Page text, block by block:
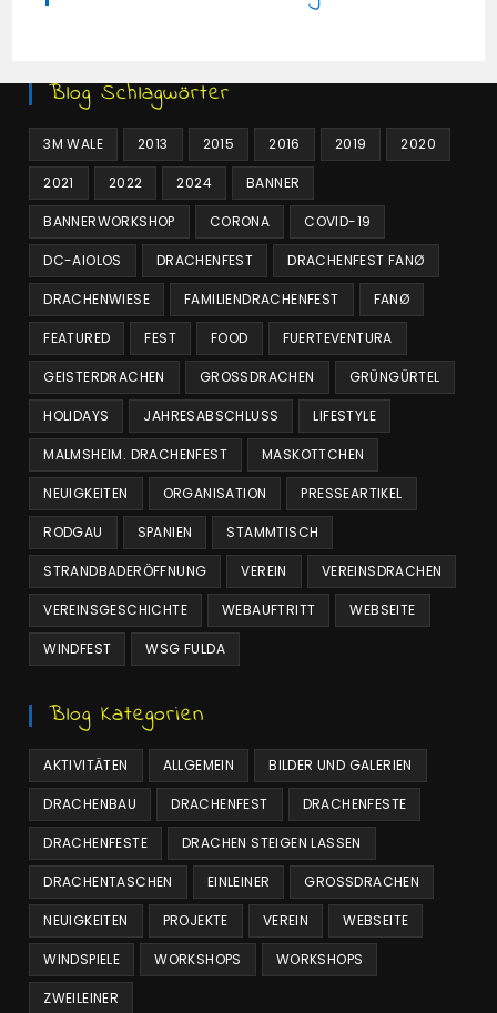
Blog Schlagwörter
3M WALE 2013 2015 2016 2019 2020
2021 2022 2024 BANNER
BANNERWORKSHOP CORONA COVID-19
DC-AIOLOS DRACHENFEST DRACHENFEST FANØ
DRACHENWIESE FAMILIENDRACHENFEST FANØ
FEATURED FEST FOOD FUERTEVENTURA
GEISTERDRACHEN GROSSDRACHEN GRÜNGÜRTEL
HOLIDAYS JAHRESABSCHLUSS LIFESTYLE
MALMSHEIM. DRACHENFEST MASKOTTCHEN
NEUIGKEITEN ORGANISATION PRESSEARTIKEL
RODGAU SPANIEN STAMMTISCH
STRANDBADERÖFFNUNG VEREIN VEREINSDRACHEN
VEREINSGESCHICHTE WEBAUFTRITT WEBSEITE
WINDFEST WSG FULDA
Blog Kategorien
AKTIVITÄTEN ALLGEMEIN BILDER UND GALERIEN
DRACHENBAU DRACHENFEST DRACHENFESTE
DRACHENFESTE DRACHEN STEIGEN LASSEN
DRACHENTASCHEN EINLEINER GROSSDRACHEN
NEUIGKEITEN PROJEKTE VEREIN WEBSEITE
WINDSPIELE WORKSHOPS WORKSHOPS
ZWEILEINER